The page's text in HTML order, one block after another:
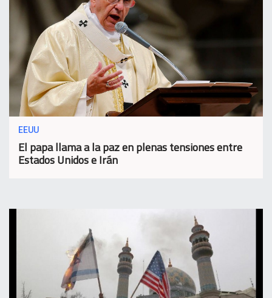
EEUU
El papa llama a la paz en plenas tensiones entre
Estados Unidos e Irán